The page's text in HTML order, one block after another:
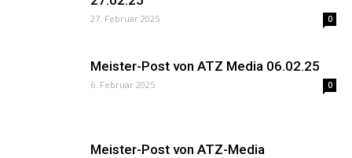
27. Februar 2025 0
Meister-Post von ATZ Media 06.02.25
6. Februar 2025 0
Meister-Post von ATZ-Media